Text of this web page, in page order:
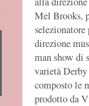
Mel Brooks,
direzione
man show di
varietà
composto le
prodotto da